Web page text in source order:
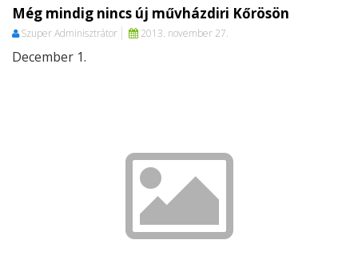
Még mindig nincs új művházdiri Kőrösön
Szuper Adminisztrátor 2013. november 27.
December 1.